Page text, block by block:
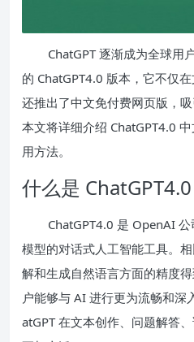
ChatGPT 逐渐成为全球用
的 ChatGPT4.0 版本，它不仅
还推出了中文免付费网页版，吸
本文将详细介绍 ChatGPT4.0
用方法。
什么是 ChatGPT4.0
ChatGPT4.0 是 OpenAI
模型的对话式人工智能工具。
解和生成自然语言方面的精度
户能够与 AI 进行更为流畅和深
atGPT 在文本创作、问题解答